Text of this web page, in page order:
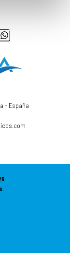
- España